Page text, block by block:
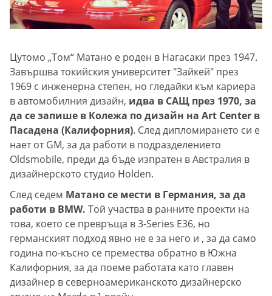
Цутомо „Том“ Матано е роден в Нагасаки през 1947.
Завършва токийския университет "Зайкей" през
1969 с инженерна степен, но гледайки към кариера
в автомобилния дизайн, идва в САЩ през 1970, за
да се запише в Колежа по дизайн на Art Center в
Пасадена (Калифорния). След дипломирането си е
нает от GM, за да работи в подразделението
Oldsmobile, преди да бъде изпратен в Австралия в
дизайнерското студио Holden.
След седем Матано се мести в Германия, за да
работи в BMW. Той участва в ранните проекти на
това, което се превръща в 3-Series E36, но
германският подход явно не е за него и , за да само
година по-късно се премества обратно в Южна
Калифорния, за да поеме работата като главен
дизайнер в северноамериканското дизайнерско